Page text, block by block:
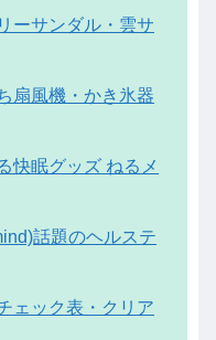
ーサンダル・雲サ
扇風機・かき氷器
快眠グッズ ねるメ
話題のヘルステ
ェック表・クリア